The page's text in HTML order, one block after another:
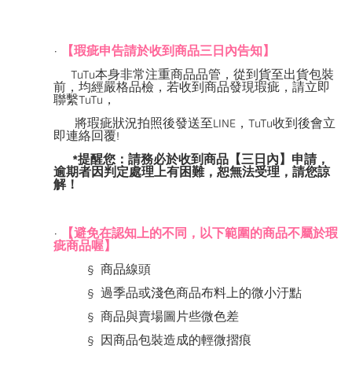
·
【瑕疵申告請於收到商品三日內告知】
TuTu本身非常注重商品品管，從到貨至出貨包裝
前，均經嚴格品檢，若收到商品發現瑕疵，請立即
聯繫TuTu，
將瑕疵狀況拍照後發送至LINE， TuTu收到後會立
即連絡回覆!
*提醒您：請務必於收到商品【三日內】申請，
逾期者因判定處理上有困難，恕無法受理，請您諒
解！
· 【避免在認知上的不同，以下範圍的商品不屬於瑕
疵商品喔】
§ 商品線頭
§ 過季品或淺色商品布料上的微小汙點
§ 商品與賣場圖片些微色差
§ 因商品包裝造成的輕微摺痕